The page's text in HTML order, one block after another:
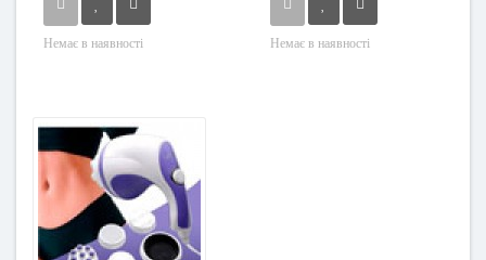
Немає в наявності Немає в наявності